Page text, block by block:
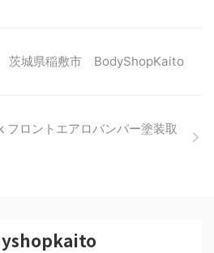
城県稲敷市 BodyShopKaito
ロントエアロバンパー塗装取